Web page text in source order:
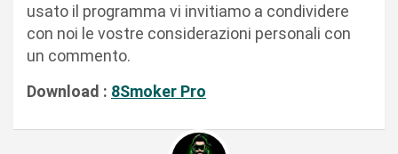
usato il programma vi invitiamo a condividere
con noi le vostre considerazioni personali con
un commento.
Download : 8Smoker Pro